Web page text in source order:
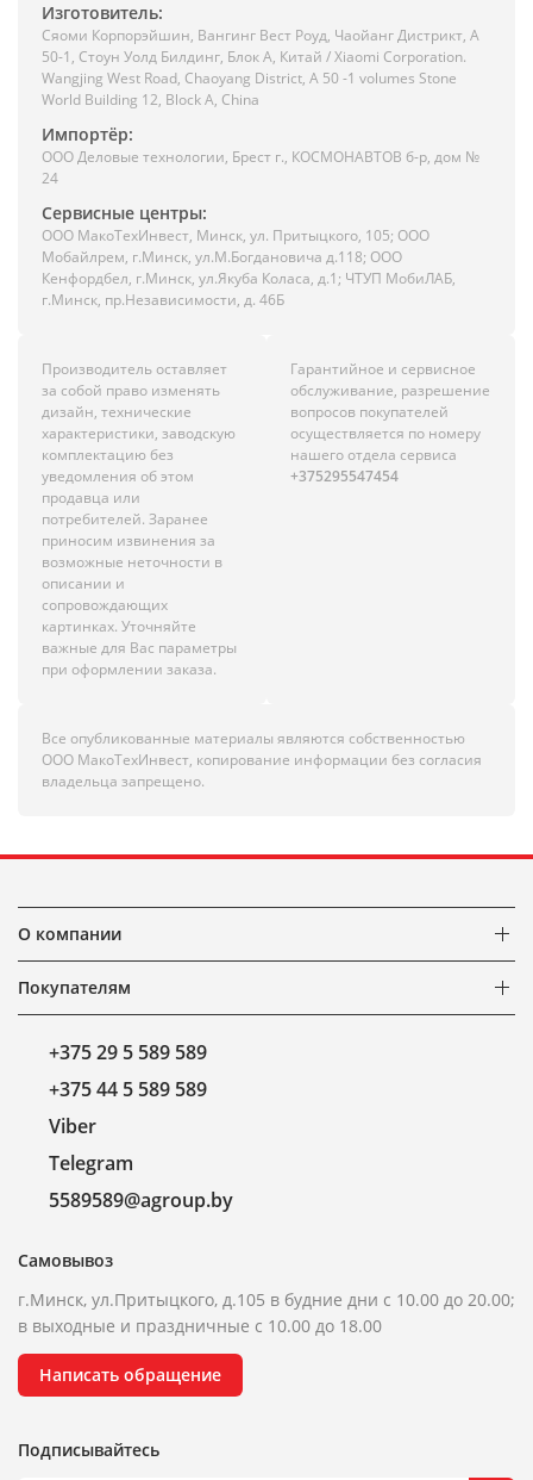
Изготовитель:
Сяоми Корпорэйшин, Вангинг Вест Роуд, Чаойанг Дистрикт, А
50-1, Стоун Уолд Билдинг, Блок А, Китай / Xiaomi Corporation.
Wangjing West Road, Chaoyang District, A 50 -1 volumes Stone
World Building 12, Block A, China
Импортёр:
ООО Деловые технологии, Брест г., КОСМОНАВТОВ б-р, дом №
24
Сервисные центры:
ООО МакоТехИнвест, Минск, ул. Притыцкого, 105; ООО
Мобайлрем, г.Минск, ул.М.Богдановича д.118; ООО
Кенфордбел, г.Минск, ул.Якуба Коласа, д.1; ЧТУП МобиЛАБ,
г.Минск, пр.Независимости, д. 46Б
Производитель оставляет
за собой право изменять
дизайн, технические
характеристики, заводскую
комплектацию без
уведомления об этом
продавца или
потребителей. Заранее
приносим извинения за
возможные неточности в
описании и
сопровождающих
картинках. Уточняйте
важные для Вас параметры
при оформлении заказа.
Гарантийное и сервисное
обслуживание, разрешение
вопросов покупателей
осуществляется по номеру
нашего отдела сервиса
+375295547454
Все опубликованные материалы являются собственностью
ООО МакоТехИнвест, копирование информации без согласия
владельца запрещено.
О компании
Покупателям
+375 29 5 589 589
+375 44 5 589 589
Viber
Telegram
5589589@agroup.by
Самовывоз
г.Минск, ул.Притыцкого, д.105 в будние дни с 10.00 до 20.00;
в выходные и праздничные с 10.00 до 18.00
Написать обращение
Подписывайтесь